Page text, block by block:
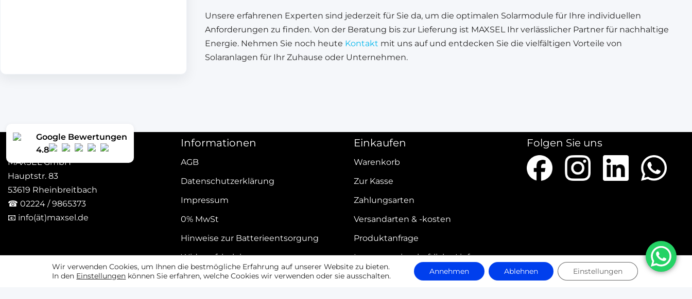
Google Bewertungen
4.8
Unsere erfahrenen Experten sind jederzeit für Sie da, um die optimalen Solarmodule für Ihre individuellen
Anforderungen zu finden. Von der Beratung bis zur Lieferung ist MAXSEL Ihr verlässlicher Partner für nachhaltige
Energie. Nehmen Sie noch heute Kontakt mit uns auf und entdecken Sie die vielfältigen Vorteile von
Solaranlagen für Ihr Zuhause oder Unternehmen.
Kontakt
MAXSEL GmbH
Hauptstr. 83
53619 Rheinbreitbach
☎ 02224 / 9865373
📧 info(ät)maxsel.de
Informationen
AGB
Datenschutzerklärung
Impressum
0% MwSt
Hinweise zur Batterieentsorgung
Widerrufsbelehrung
Vertrag widerrufen
Einkaufen
Warenkorb
Zur Kasse
Zahlungsarten
Versandarten & -kosten
Produktanfrage
Innergemeinschaftliche Lieferungen
Folgen Sie uns
Wir verwenden Cookies, um Ihnen die bestmögliche Erfahrung auf unserer Website zu bieten.
In den Einstellungen können Sie erfahren, welche Cookies wir verwenden oder sie ausschalten. Annehmen Ablehnen Einstellungen